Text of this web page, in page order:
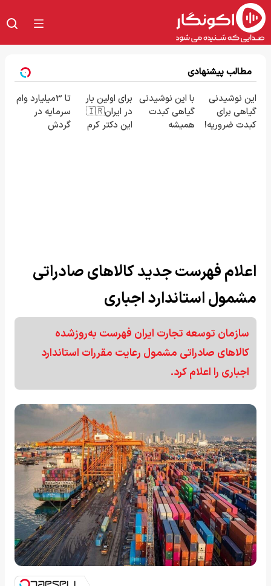
مطالب پیشنهادی
این نوشیدنی
گیاهی برای
کبدت ضروریه!
با این نوشیدنی
گیاهی کبدت
همیشه
برای اولین بار
در ایران🇮🇷
این دکتر کرم
تا 3میلیارد وام
سرمایه در
گردش
اعلام فهرست جدید کالاهای صادراتی
مشمول استاندارد اجباری
سازمان توسعه تجارت ایران فهرست به‌روزشده
کالاهای صادراتی مشمول رعایت مقررات استاندارد
اجباری را اعلام کرد.